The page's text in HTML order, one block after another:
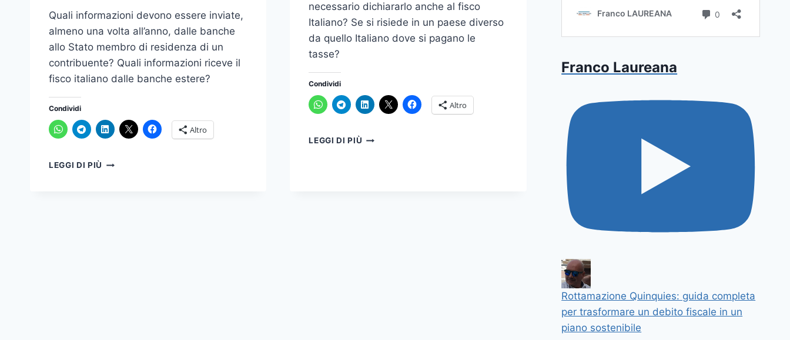
Quali informazioni devono essere inviate,
almeno una volta all’anno, dalle banche
allo Stato membro di residenza di un
contribuente? Quali informazioni riceve il
fisco italiano dalle banche estere?
Condividi
Altro
LEGGI DI PIÙ QUALI
necessario dichiararlo anche al fisco
Italiano? Se si risiede in un paese diverso
da quello Italiano dove si pagano le
tasse?
Condividi
Altro
LEGGI DI PIÙ REDDITO
Franco Laureana
Rottamazione Quinquies: guida completa
per trasformare un debito fiscale in un
piano sostenibile